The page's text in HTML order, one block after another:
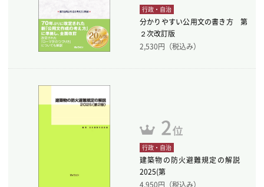
行政・自治
分かりやすい公用文の書き方 第
２次改訂版
2,530円（税込み）
行政・自治
建築物の防火避難規定の解説
2025(第
4,950円（税込み）